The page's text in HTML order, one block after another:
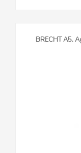
BRECHT A5.